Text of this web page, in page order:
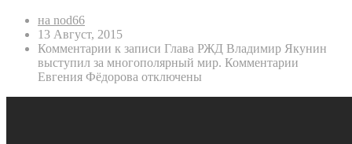
на nod66
13 Август, 2015
Комментарии к записи Глава РЖД Владимир Якунин
выступил за многополярный мир. Комментарии
Евгения Фёдорова отключены